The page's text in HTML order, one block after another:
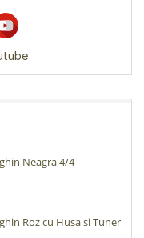
Neagra 4/4
Roz cu Husa si Tuner